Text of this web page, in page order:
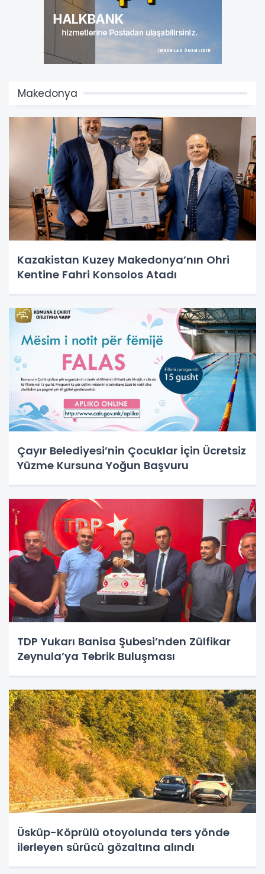
Makedonya
Kazakistan Kuzey Makedonya’nın Ohri
Kentine Fahri Konsolos Atadı
Çayır Belediyesi’nin Çocuklar İçin Ücretsiz
Yüzme Kursuna Yoğun Başvuru
TDP Yukarı Banisa Şubesi’nden Zülfikar
Zeynula’ya Tebrik Buluşması
Üsküp-Köprülü otoyolunda ters yönde
ilerleyen sürücü gözaltına alındı